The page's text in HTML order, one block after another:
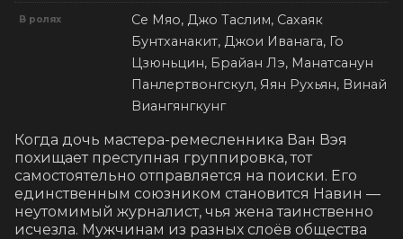
В ролях
Се Мяо, Джо Таслим, Сахаяк
Бунтханакит, Джои Иванага, Го
Цзюньцин, Брайан Лэ, Манатсанун
Панлертвонгскул, Яян Рухьян, Винай
Виангянгкунг
Когда дочь мастера-ремесленника Ван Вэя
похищает преступная группировка, тот
самостоятельно отправляется на поиски. Его
единственным союзником становится Навин —
неутомимый журналист, чья жена таинственно
исчезла. Мужчинам из разных слоёв общества